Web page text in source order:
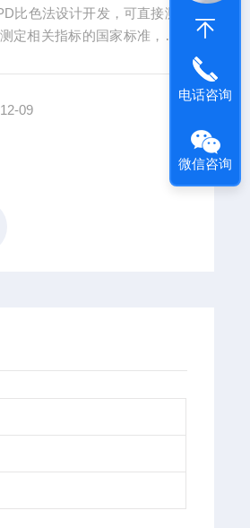
比色法设计开发，可直接测
定相关指标的国家标准，被
09
电话咨询
微信咨询